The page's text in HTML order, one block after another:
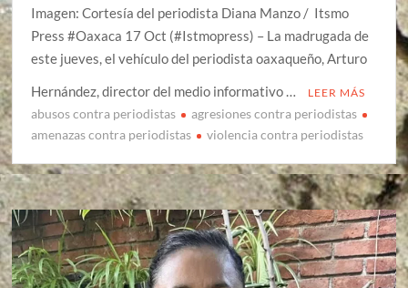
Imagen: Cortesía del periodista Diana Manzo / Itsmo
Press #Oaxaca 17 Oct (#Istmopress) – La madrugada de
este jueves, el vehículo del periodista oaxaqueño, Arturo
Hernández, director del medio informativo …
LEER MÁS
abusos contra periodistas
agresiones contra periodistas
amenazas contra periodistas
violencia contra periodistas